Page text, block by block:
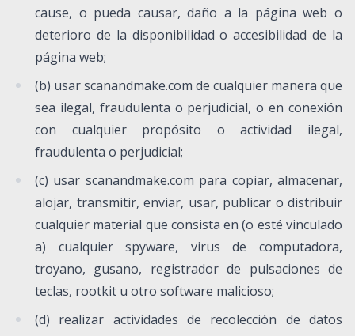
cause, o pueda causar, daño a la página web o
deterioro de la disponibilidad o accesibilidad de la
página web;
(b) usar scanandmake.com de cualquier manera que
sea ilegal, fraudulenta o perjudicial, o en conexión
con cualquier propósito o actividad ilegal,
fraudulenta o perjudicial;
(c) usar scanandmake.com para copiar, almacenar,
alojar, transmitir, enviar, usar, publicar o distribuir
cualquier material que consista en (o esté vinculado
a) cualquier spyware, virus de computadora,
troyano, gusano, registrador de pulsaciones de
teclas, rootkit u otro software malicioso;
(d) realizar actividades de recolección de datos